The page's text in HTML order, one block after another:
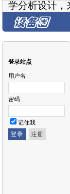
学分析设计，
登录站点
用户名
密码
记住我